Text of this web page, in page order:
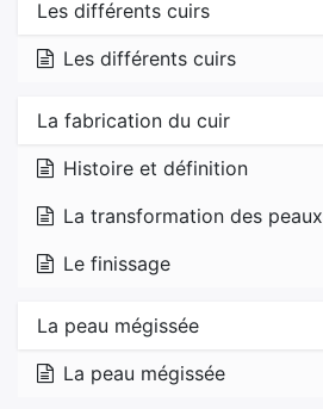
Les différents cuirs
Les différents cuirs
La fabrication du cuir
Histoire et définition
La transformation des peaux
Le finissage
La peau mégissée
La peau mégissée